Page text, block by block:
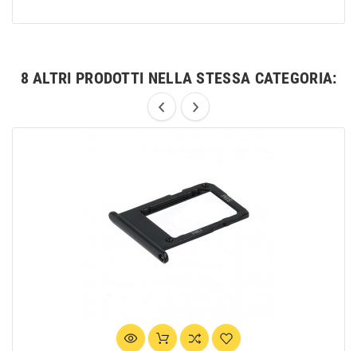
8 ALTRI PRODOTTI NELLA STESSA CATEGORIA: